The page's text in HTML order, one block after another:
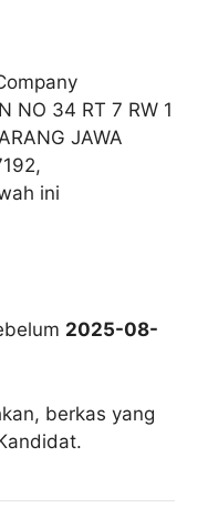
NO 34 RT 7 RW 1
JAWA
ini
2025-08-
berkas yang